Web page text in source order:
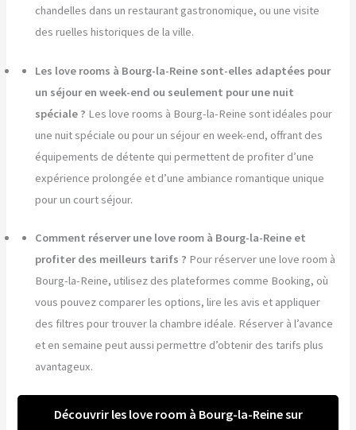
chandelles dans un restaurant gastronomique, ou une visite
des ruelles historiques de la ville.
Les love rooms à Bourg-la-Reine sont-elles adaptées pour
un séjour en week-end ou seulement pour une nuit
spéciale ? Les love rooms à Bourg-la-Reine sont idéales pour
une nuit spéciale ou pour un séjour en week-end, offrant des
équipements de détente qui permettent de profiter d’une
expérience prolongée et d’une ambiance romantique unique
pour un court séjour.
Comment réserver une love room à Bourg-la-Reine et
profiter des meilleurs tarifs ? Pour réserver une love room à
Bourg-la-Reine, utilisez des plateformes comme Booking, où
vous pouvez comparer les options, lire les avis et appliquer
des filtres pour trouver la chambre idéale. Réserver à l’avance
et en semaine peut aussi permettre d’obtenir des tarifs plus
avantageux.
Découvrir les love room à Bourg-la-Reine sur